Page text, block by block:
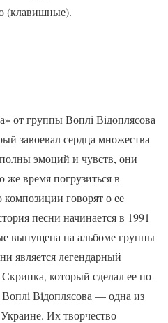
(клавишные).
от группы Воплі Відоплясова
завоевал сердца множества
эмоций и чувств, они
же время погрузиться в
говорят о ее
песни начинается в 1991
выпущена на альбоме группы
является легендарный
который сделал ее по-
Відоплясова — одна из
Их творчество